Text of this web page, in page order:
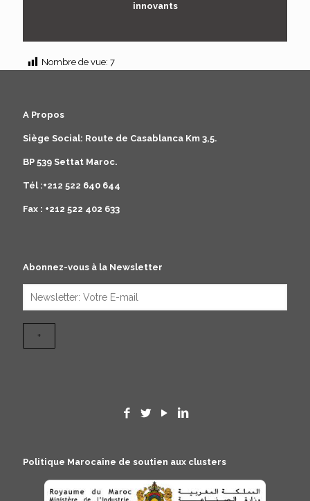
innovants
Nombre de vue: 7
A Propos
Siège Social: Route de Casablanca Km 3,5.
BP 539 Settat Maroc.
Tél :+212 522 640 644
Fax : +212 522 402 633
Abonnez-vous à la Newsletter
Politique Marocaine de soutien aux clusters